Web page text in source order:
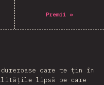
Premii »
care te țin în
lipsă pe care